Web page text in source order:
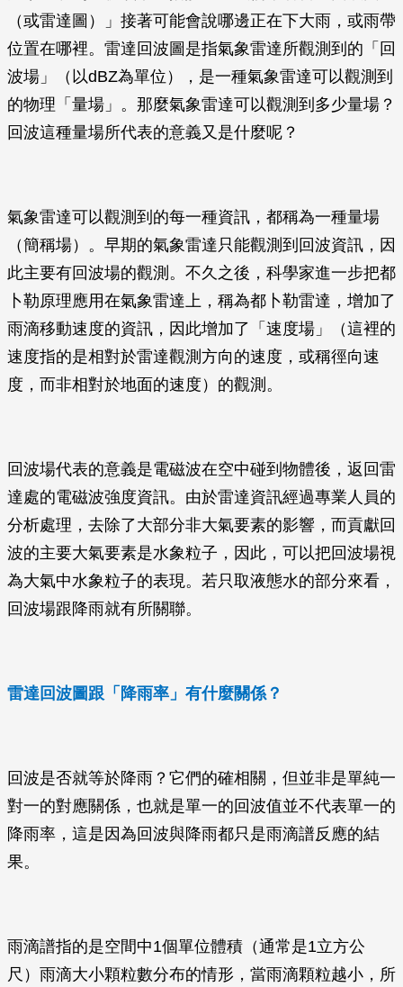
（或雷達圖）」接著可能會說哪邊正在下大雨，或雨帶
位置在哪裡。雷達回波圖是指氣象雷達所觀測到的「回
波場」（以dBZ為單位），是一種氣象雷達可以觀測到
的物理「量場」。那麼氣象雷達可以觀測到多少量場？
回波這種量場所代表的意義又是什麼呢？
氣象雷達可以觀測到的每一種資訊，都稱為一種量場
（簡稱場）。早期的氣象雷達只能觀測到回波資訊，因
此主要有回波場的觀測。不久之後，科學家進一步把都
卜勒原理應用在氣象雷達上，稱為都卜勒雷達，增加了
雨滴移動速度的資訊，因此增加了「速度場」（這裡的
速度指的是相對於雷達觀測方向的速度，或稱徑向速
度，而非相對於地面的速度）的觀測。
回波場代表的意義是電磁波在空中碰到物體後，返回雷
達處的電磁波強度資訊。由於雷達資訊經過專業人員的
分析處理，去除了大部分非大氣要素的影響，而貢獻回
波的主要大氣要素是水象粒子，因此，可以把回波場視
為大氣中水象粒子的表現。若只取液態水的部分來看，
回波場跟降雨就有所關聯。
雷達回波圖跟「降雨率」有什麼關係？
回波是否就等於降雨？它們的確相關，但並非是單純一
對一的對應關係，也就是單一的回波值並不代表單一的
降雨率，這是因為回波與降雨都只是雨滴譜反應的結
果。
雨滴譜指的是空間中1個單位體積（通常是1立方公
尺）雨滴大小顆粒數分布的情形，當雨滴顆粒越小，所